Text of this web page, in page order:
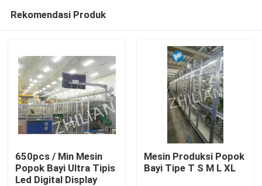
Rekomendasi Produk
650pcs / Min Mesin
Popok Bayi Ultra Tipis
Led Digital Display
Mesin Produksi Popok
Bayi Tipe T S M L XL